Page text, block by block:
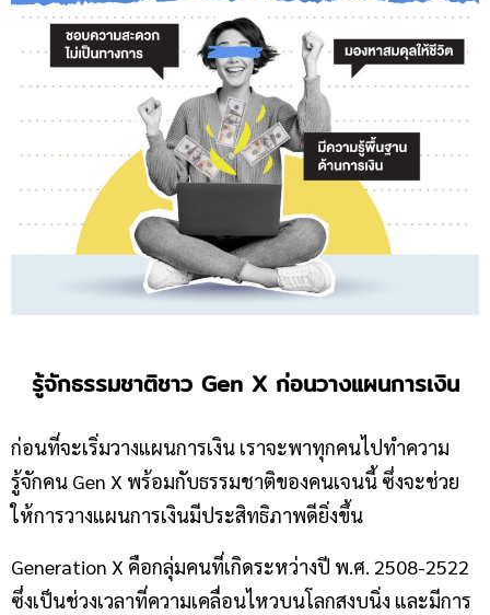
รู้จักธรรมชาติชาว Gen X ก่อนวางแผนการเงิน
ก่อนที่จะเริ่มวางแผนการเงิน เราจะพาทุกคนไปทำความ
รู้จักคน Gen X พร้อมกับธรรมชาติของคนเจนนี้ ซึ่งจะช่วย
ให้การวางแผนการเงินมีประสิทธิภาพดียิ่งขึ้น
Generation X คือกลุ่มคนที่เกิดระหว่างปี พ.ศ. 2508-2522
ซึ่งเป็นช่วงเวลาที่ความเคลื่อนไหวบนโลกสงบนิ่ง และมีการ